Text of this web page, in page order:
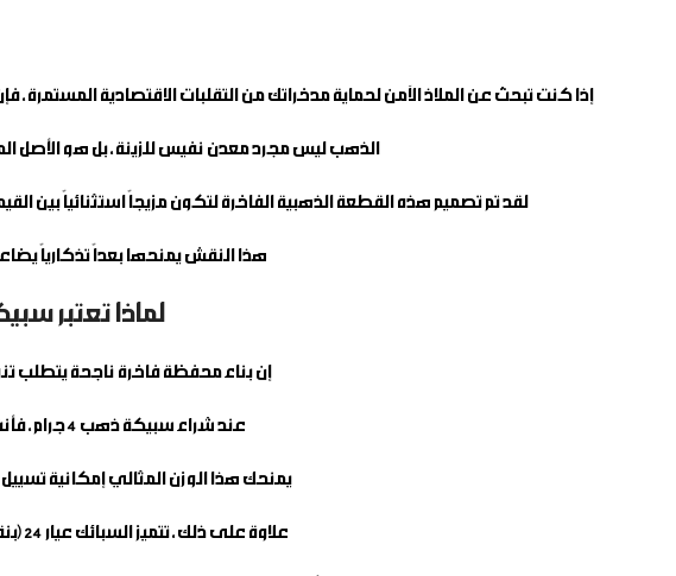
إذا كنت تبحث عن الملاذ الآمن لحماية مدخراتك من التقلبات الاقتصادية المستمرة،
الذهب ليس مجرد معدن نفيس للزينة، بل هو الأصل
لقد تم تصميم هذه القطعة الذهبية الفاخرة لتكون مزيجاً استثنائياً بين
هذا النقش يمنحها بعداً تذكارياً
لماذا تعتبر سبيكة ذهب 4 جرام
إن بناء محفظة فاخرة ناجحة يتطلب
عند شراءسبيكة ذهب 4 جرام ،
يمنحك هذا الوزن المثالي إمكانية
علاوة على ذلك، تتميز السبائك عيار 24 (بنقاء 999.9) بانخفاض تكلفة المصنعية مقارنة بالمشغولات الذهبية التقليدية.